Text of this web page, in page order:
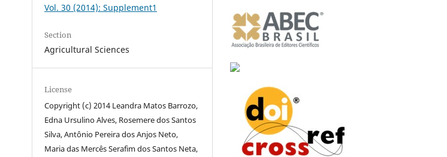
Vol. 30 (2014): Supplement1
Section
Agricultural Sciences
License
Copyright (c) 2014 Leandra Matos Barrozo,
Edna Ursulino Alves, Rosemere dos Santos
Silva, Antônio Pereira dos Anjos Neto,
Maria das Mercês Serafim dos Santos Neta,